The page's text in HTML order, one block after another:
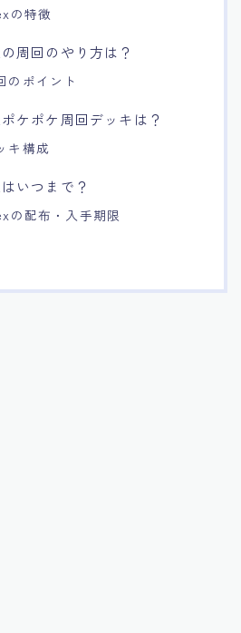
の特徴
周回のやり方は？
のポイント
ケポケ周回デッキは？
キ構成
いつまで？
の配布・入手期限